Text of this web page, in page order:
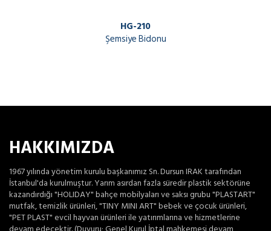
HG-210
Şemsiye Bidonu
HAKKIMIZDA
1967 yılında yönetim kurulu başkanımız Sn. Dursun IRAK tarafından
İstanbul'da kurulmuştur. Yarım asırdan fazla süredir plastik sektörüne
kazandırdığı "HOLIDAY" bahçe mobilyaları ve saksı grubu "PLASTART"
mutfak, temizlik ürünleri, "TINY MINI ART" bebek ve çocuk ürünleri,
"PET PLAST" evcil hayvan ürünleri ile yatırımlarına ve hizmetlerine